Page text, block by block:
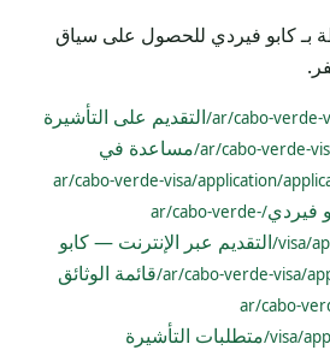
بـ كابو فيردي للحصول على سياق
التقديم على التأشيرة
مساعدة في
/ar/cabo-verde-visa/application/
فيردي /ar/cabo-verde-
visa/ التقديم عبر الإنترنت — كابو
قائمة الوثائق
/ar/cabo-
visa/ متطلبات التأشيرة